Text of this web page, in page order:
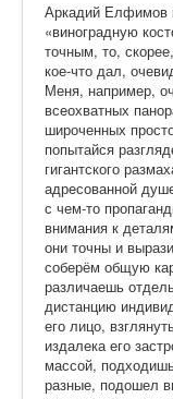
Аркадий Елфимов
«виноградную
точным, то,
кое-что дал,
Меня, например,
всеохватных
широченных
попытайся
гигантского
адресованной
с чем-то
внимания к
они точны и
соберём общую
различаешь
дистанцию
его лицо,
издалека его
массой,
разные, подошел